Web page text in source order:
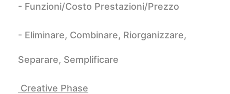
- Funzioni/Costo Prestazioni/Prezzo
- Eliminare, Combinare, Riorganizzare,
Separare, Semplificare
Creative Phase